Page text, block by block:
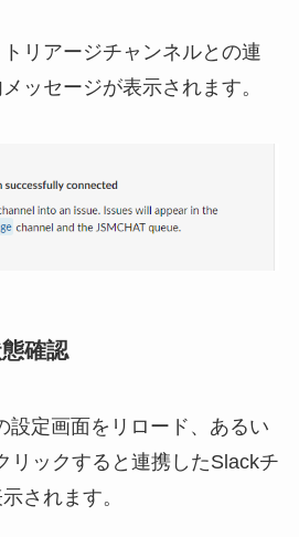
リアージチャンネルとの連
ッセージが表示されます。
確認
設定画面をリロード、あるい
リックすると連携したSlackチ
されます。